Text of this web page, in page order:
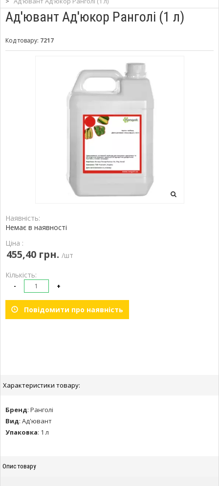
Ад'ювант Ад'юкор Ранголі (1 л)
Код товару: 7217
Наявність:
Немає в наявності
Ціна :
455,40 грн. /шт
Кількість:
- +
Повідомити про наявність
Характеристики товару:
Бренд: Ранголі
Вид: Ад'ювант
Упаковка: 1 л
Опис товару